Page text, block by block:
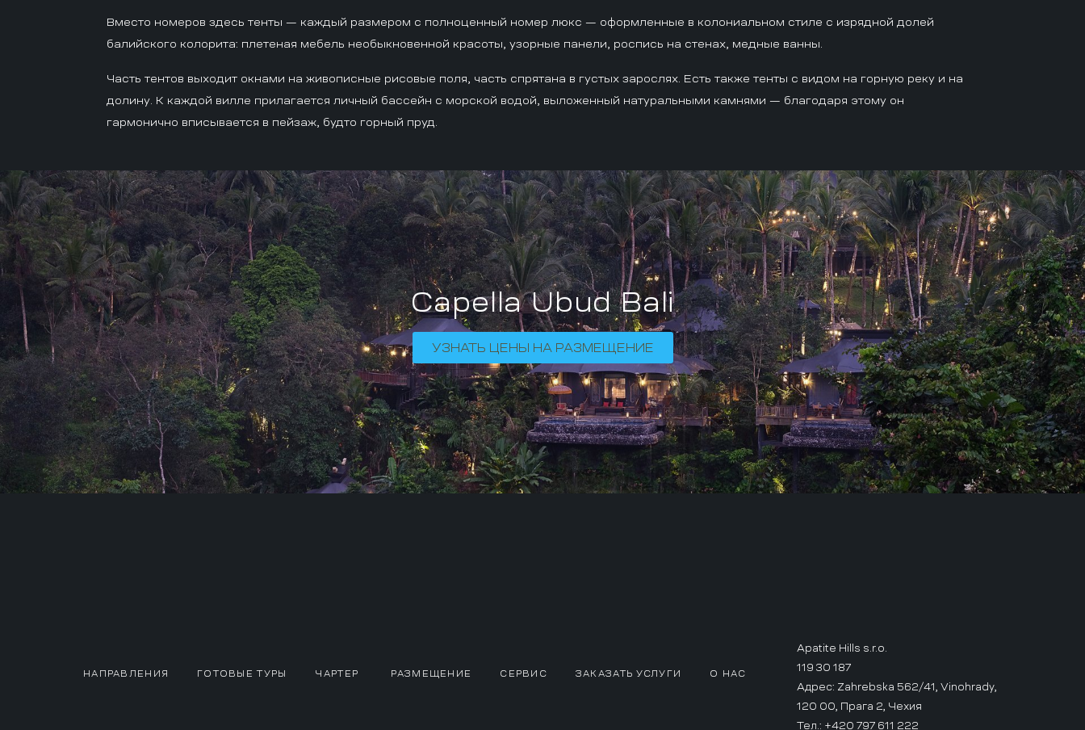
Вместо номеров здесь тенты — каждый размером с полноценный номер люкс — оформленные в колониальном стиле с изрядной долей
балийского колорита: плетеная мебель необыкновенной красоты, узорные панели, роспись на стенах, медные ванны.
Часть тентов выходит окнами на живописные рисовые поля, часть спрятана в густых зарослях. Есть также тенты с видом на горную реку и на
долину. К каждой вилле прилагается личный бассейн с морской водой, выложенный натуральными камнями — благодаря этому он
гармонично вписывается в пейзаж, будто горный пруд.
Capella Ubud Bali
УЗНАТЬ ЦЕНЫ НА РАЗМЕЩЕНИЕ
НАПРАВЛЕНИЯ ГОТОВЫЕ ТУРЫ ЧАРТЕР РАЗМЕЩЕНИЕ СЕРВИС ЗАКАЗАТЬ УСЛУГИ О НАС
Apatite Hills s.r.o.
119 30 187
Адрес: Zahrebska 562/41, Vinohrady,
120 00, Прага 2, Чехия
Тел.: +420 797 611 222